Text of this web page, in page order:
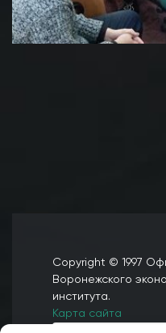
Copyright © 1997
Воронежского
института.
Карта сайта